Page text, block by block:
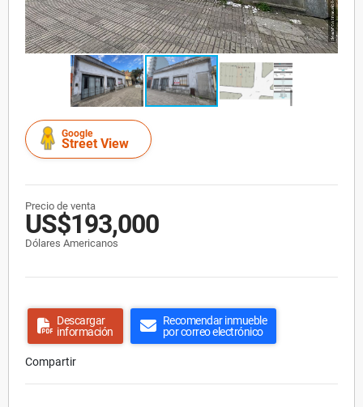
Google
Street View
Precio de venta
US$193,000
Dólares Americanos
Descargar
información
Recomendar inmueble
por correo electrónico
Compartir